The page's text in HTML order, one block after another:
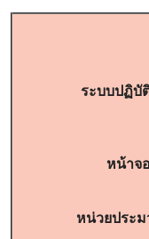
ระบบปฏิบั
หน้าจอ
หน่วยประ